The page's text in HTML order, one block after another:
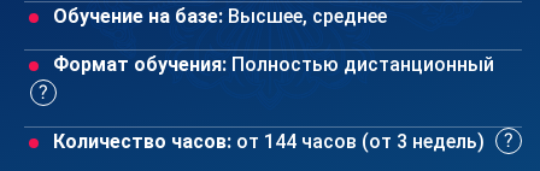
Обучение на базе: Высшее, среднее
Формат обучения: Полностью дистанционный
Количество часов: от 144 часов (от 3 недель)